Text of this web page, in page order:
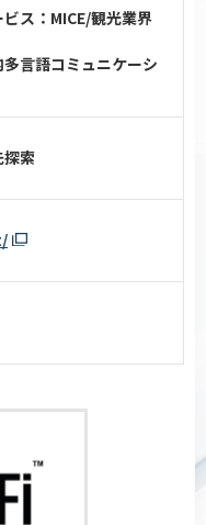
ス：MICE/観光業界
言語コミュニケーシ
探索